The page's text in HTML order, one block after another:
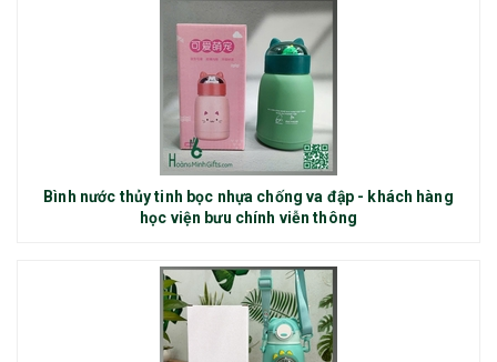
Bình nước thủy tinh bọc nhựa chống va đập - khách hàng
học viện bưu chính viễn thông